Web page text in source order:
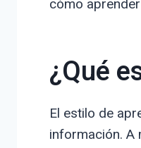
cómo
¿Qué
El estilo de
información. A